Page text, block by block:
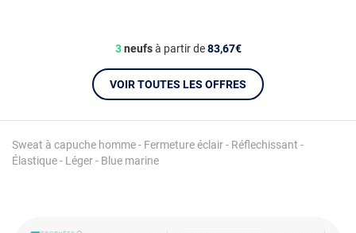
Sweat à capuche homme - Fermeture éclair - Réflechissant -
Élastique - Léger - Blue marine
3neufsà partir de83,67€
VOIR TOUTES LES OFFRES